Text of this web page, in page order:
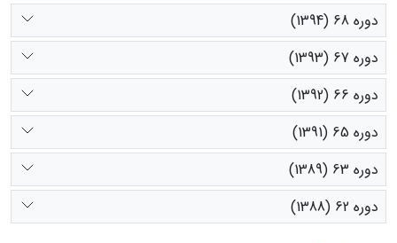
دوره 68 (1394)
دوره 67 (1393)
دوره 66 (1392)
دوره 65 (1391)
دوره 63 (1389)
دوره 62 (1388)